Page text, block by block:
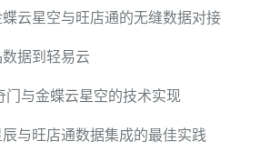
云星空与旺店通的无缝数据对接
据到轻易云
门与金蝶云星空的技术实现
与旺店通数据集成的最佳实践